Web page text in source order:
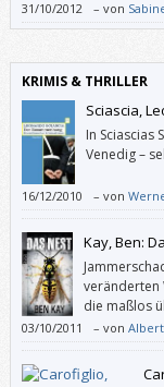
„Ellis“
oder gar Romane
31/10/2012 – von
KRIMIS & THRILLER
Sciascia,
In Sciascias
Venedig –
16/12/2010 – von
Kay, Ben:
veränderten
die maßlos
Ungeheuer
03/10/2011 – von Albert